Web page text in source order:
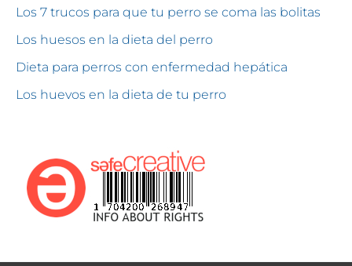
Los 7 trucos para que tu perro se coma las bolitas
Los huesos en la dieta del perro
Dieta para perros con enfermedad hepática
Los huevos en la dieta de tu perro